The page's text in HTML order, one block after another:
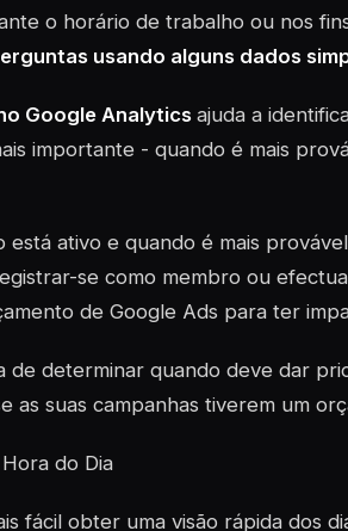
o horário de trabalho ou nos
usando alguns dados
Google Analytics ajuda a
importante - quando é mais
ativo e quando é mais
se como membro ou
de Google Ads para ter
de determinar quando deve dar
as suas campanhas tiverem um
do Dia
fácil obter uma visão rápida dos